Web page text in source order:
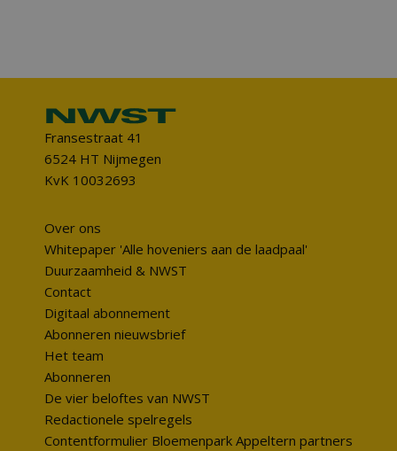
Fransestraat 41
6524 HT Nijmegen
KvK 10032693
Over ons
Whitepaper 'Alle hoveniers aan de laadpaal'
Duurzaamheid & NWST
Contact
Digitaal abonnement
Abonneren nieuwsbrief
Het team
Abonneren
De vier beloftes van NWST
Redactionele spelregels
Contentformulier Bloemenpark Appeltern partners